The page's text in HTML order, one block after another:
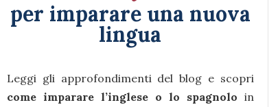
per imparare una nuova
lingua
Leggi gli approfondimenti del blog e scopri
come imparare l’inglese o lo spagnolo in